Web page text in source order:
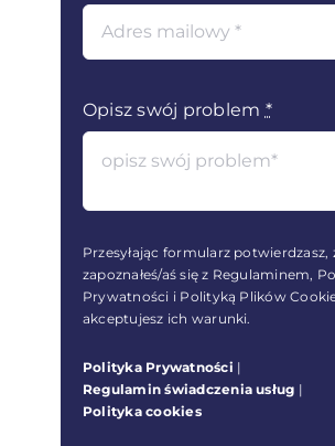
Opisz swój problem *
Przesyłając formularz potwierdzasz,
zapoznałeś/aś się z Regulaminem,
Prywatności i Polityką Plików
akceptujesz ich warunki.
Polityka Prywatności |
Regulamin świadczenia usług |
Polityka cookies